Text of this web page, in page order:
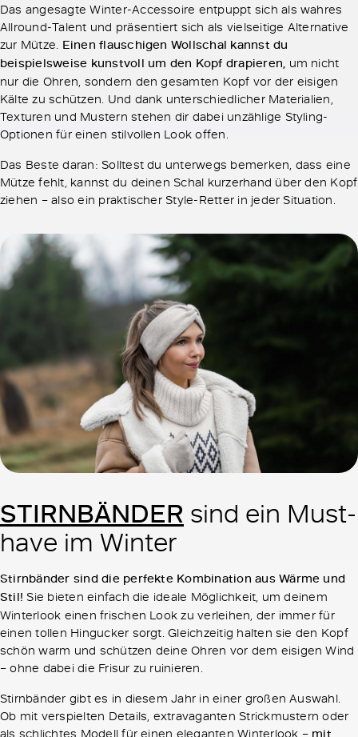
Das angesagte Winter-Accessoire entpuppt sich als wahres
Allround-Talent und präsentiert sich als vielseitige Alternative
zur Mütze. Einen flauschigen Wollschal kannst du
beispielsweise kunstvoll um den Kopf drapieren, um nicht
nur die Ohren, sondern den gesamten Kopf vor der eisigen
Kälte zu schützen. Und dank unterschiedlicher Materialien,
Texturen und Mustern stehen dir dabei unzählige Styling-
Optionen für einen stilvollen Look offen.
Das Beste daran: Solltest du unterwegs bemerken, dass eine
Mütze fehlt, kannst du deinen Schal kurzerhand über den Kopf
ziehen – also ein praktischer Style-Retter in jeder Situation.
STIRNBÄNDER sind ein Must-
have im Winter
Stirnbänder sind die perfekte Kombination aus Wärme und
Stil! Sie bieten einfach die ideale Möglichkeit, um deinem
Winterlook einen frischen Look zu verleihen, der immer für
einen tollen Hingucker sorgt. Gleichzeitig halten sie den Kopf
schön warm und schützen deine Ohren vor dem eisigen Wind
– ohne dabei die Frisur zu ruinieren.
Stirnbänder gibt es in diesem Jahr in einer großen Auswahl.
Ob mit verspielten Details, extravaganten Strickmustern oder
als schlichtes Modell für einen eleganten Winterlook – mit